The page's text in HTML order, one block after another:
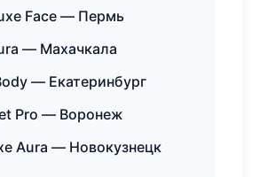
Face — Пермь
— Махачкала
— Екатеринбург
Pro — Воронеж
Aura — Новокузнецк